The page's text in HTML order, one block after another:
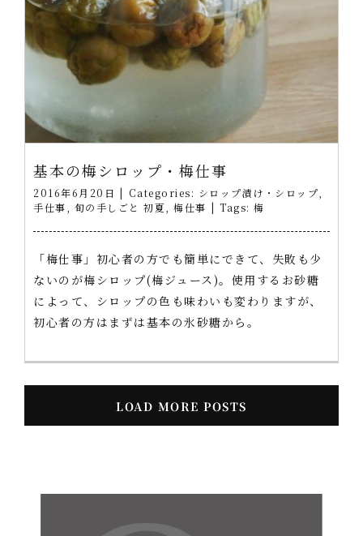
基本の梅シロップ・梅仕事
2016年6月20日 | Categories: シロップ漬け・シロップ
手仕事
旬の手しごと 初夏 梅仕事 | Tags: 梅
「梅仕事」初心者の方でも簡単にできて、失敗も少
ないのが梅シロップ(梅ジュース)。使用するお砂糖
によって、シロップの色も味わいも変わりますが、
初心者の方はまずは基本の氷砂糖から。
LOAD MORE POSTS